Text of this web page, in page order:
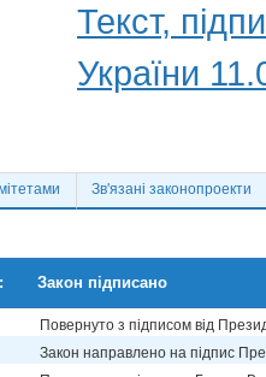
Текст,
України
Зв'язані законопроекти
Закон підписано
Повернуто з підписом від
Закон направлено на підпис